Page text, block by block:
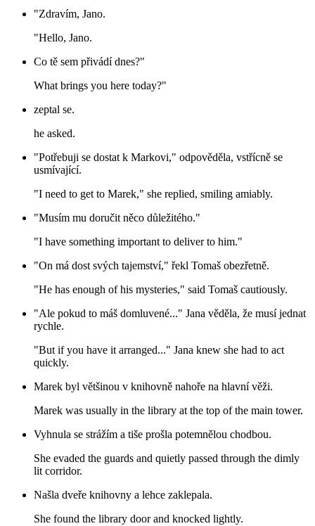
"Zdravím, Jano.
"Hello, Jano.
Co tě sem přivádí dnes?"
What brings you here today?"
zeptal se.
he asked.
"Potřebuji se dostat k Markovi," odpověděla, vstřícně se
usmívající.
"I need to get to Marek," she replied, smiling amiably.
"Musím mu doručit něco důležitého."
"I have something important to deliver to him."
"On má dost svých tajemství," řekl Tomaš obezřetně.
"He has enough of his mysteries," said Tomaš cautiously.
"Ale pokud to máš domluvené..." Jana věděla, že musí jednat
rychle.
"But if you have it arranged..." Jana knew she had to act
quickly.
Marek byl většinou v knihovně nahoře na hlavní věži.
Marek was usually in the library at the top of the main tower.
Vyhnula se strážím a tiše prošla potemnělou chodbou.
She evaded the guards and quietly passed through the dimly
lit corridor.
Našla dveře knihovny a lehce zaklepala.
She found the library door and knocked lightly.